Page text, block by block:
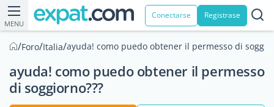
MENU
Conectarse Registrase
/Foro/Italia/ayuda! como puedo obtener il permesso di
ayuda! como puedo obtener il permesso
di soggiorno???